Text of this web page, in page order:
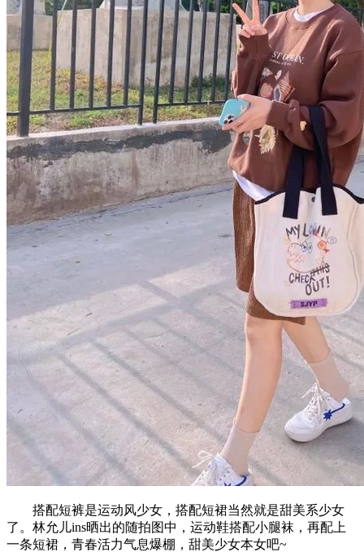
搭配短裤是运动风少女，搭配短裙当然就是甜美系少女
了。林允儿ins晒出的随拍图中，运动鞋搭配小腿袜，再配上
一条短裙，青春活力气息爆棚，甜美少女本女吧~